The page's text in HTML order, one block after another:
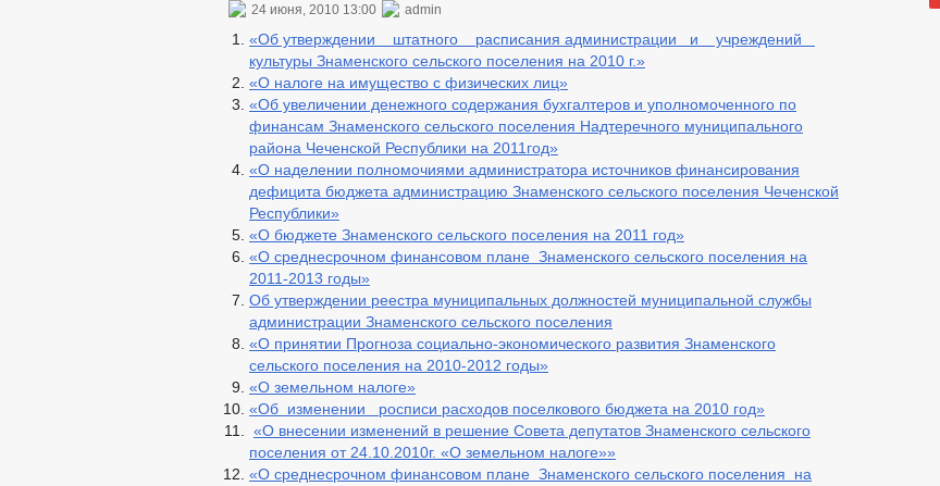
24 июня, 2010 13:00 admin
«Об утверждении штатного расписания администрации и учреждений
культуры Знаменского сельского поселения на 2010 г.»
«О налоге на имущество с физических лиц»
«Об увеличении денежного содержания бухгалтеров и уполномоченного по
финансам Знаменского сельского поселения Надтеречного муниципального
района Чеченской Республики на 2011год»
«О наделении полномочиями администратора источников финансирования
дефицита бюджета администрацию Знаменского сельского поселения Чеченской
Республики»
«О бюджете Знаменского сельского поселения на 2011 год»
«О среднесрочном финансовом плане Знаменского сельского поселения на
2011-2013 годы»
Об утверждении реестра муниципальных должностей муниципальной службы
администрации Знаменского сельского поселения
«О принятии Прогноза социально-экономического развития Знаменского
сельского поселения на 2010-2012 годы»
«О земельном налоге»
«Об изменении росписи расходов поселкового бюджета на 2010 год»
«О внесении изменений в решение Совета депутатов Знаменского сельского
поселения от 24.10.2010г. «О земельном налоге»»
«О среднесрочном финансовом плане Знаменского сельского поселения на